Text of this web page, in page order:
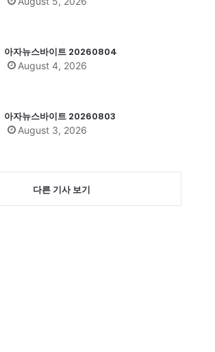
아자뉴스바이트 20260804
August 4, 2026
아자뉴스바이트 20260803
August 3, 2026
다른 기사 보기